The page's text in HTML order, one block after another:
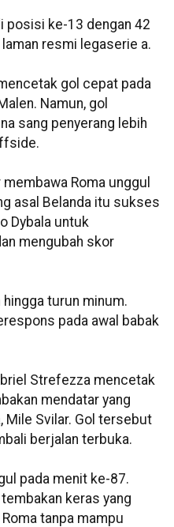
posisi ke-13 dengan 42
resmi legaserie a.
gol cepat pada
Namun, gol
sang penyerang lebih
Roma unggul
asal Belanda itu sukses
Dybala untuk
mengubah skor
turun minum.
pada awal babak
Strefezza mencetak
mendatar yang
Mile Svilar. Gol tersebut
berjalan terbuka.
pada menit ke-87.
keras yang
tanpa mampu